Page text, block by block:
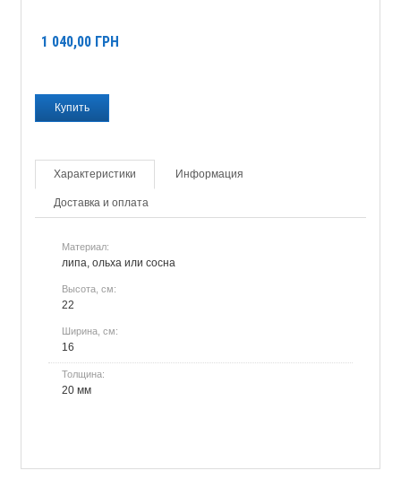
1 040,00 ГРН
Характеристики Информация
Доставка и оплата
Материал:
липа, ольха или сосна
Высота, см:
22
Ширина, см:
16
Толщина:
20 мм